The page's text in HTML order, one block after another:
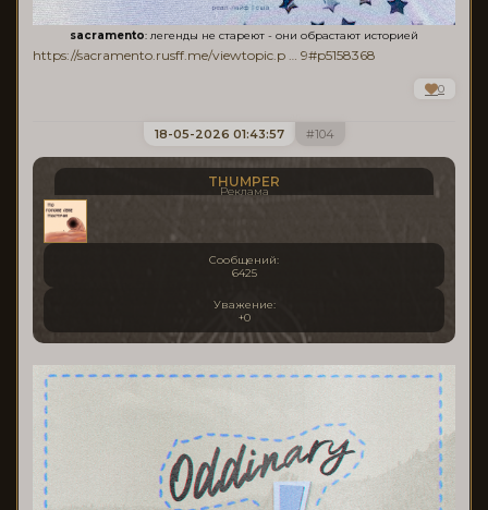
sacramento: легенды не стареют - они обрастают историей
https://sacramento.rusff.me/viewtopic.p … 9#p5158368
0
104
18-05-2026 01:43:57
THUMPER
Реклама
Сообщений:
6425
Уважение:
+0